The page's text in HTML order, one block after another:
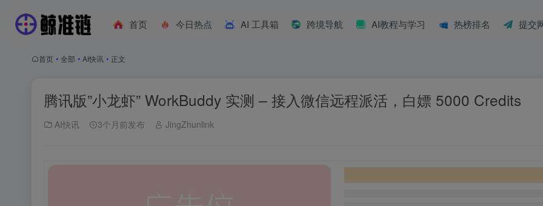
首页 今日热点 AI 工具箱 跨境导航 AI教程与学习 热榜排名 提交
首页 • 全部 • AI快讯 • 正文
腾讯版”小龙虾” WorkBuddy 实测 – 接入微信远程派活，白嫖 5000 Credits
AI快讯 3个月前发布 JingZhunlink